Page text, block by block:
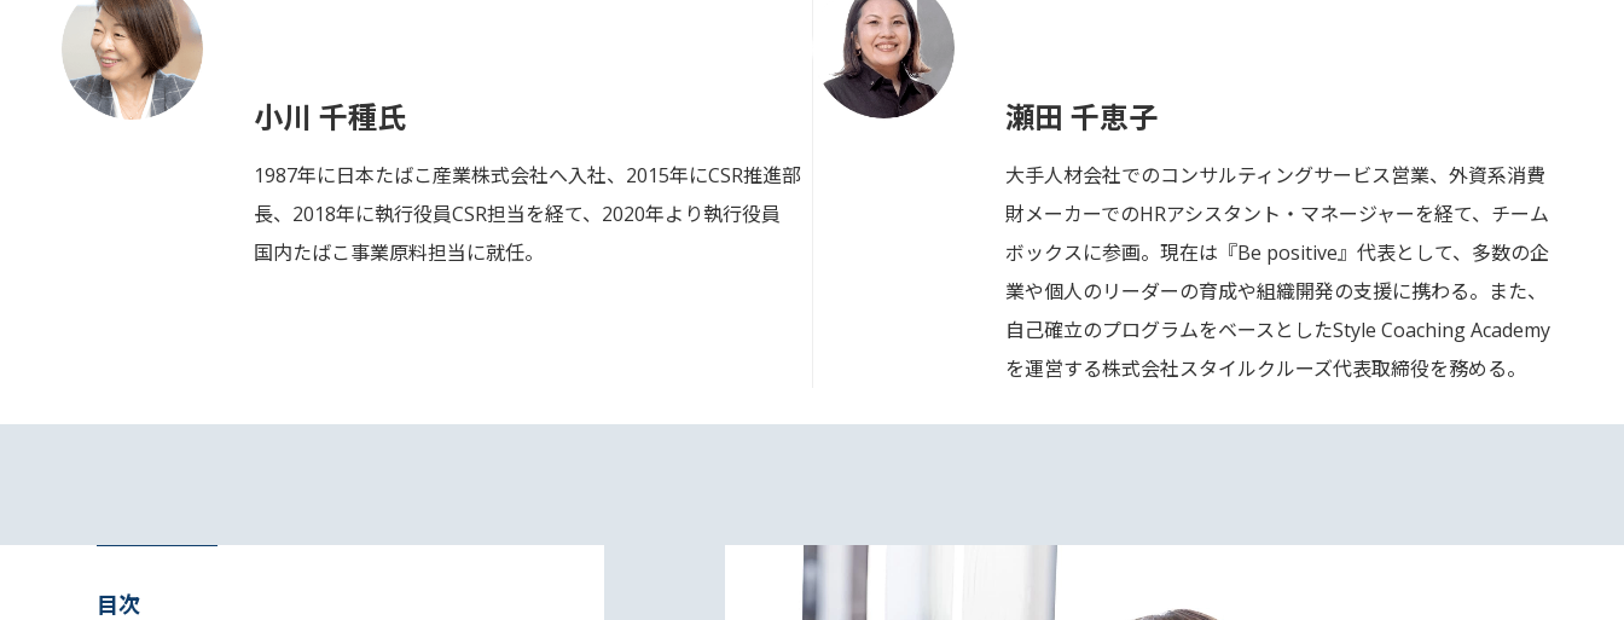
小川 千種氏
1987年に日本たばこ産業株式会社へ入社、2015年にCSR推進部
長、2018年に執行役員CSR担当を経て、2020年より執行役員
国内たばこ事業原料担当に就任。
瀬田 千恵子
大手人材会社でのコンサルティングサービス営業、外資系消費
財メーカーでのHRアシスタント・マネージャーを経て、チーム
ボックスに参画。現在は『Be positive』代表として、多数の企
業や個人のリーダーの育成や組織開発の支援に携わる。また、
自己確立のプログラムをベースとしたStyle Coaching Academy
を運営する株式会社スタイルクルーズ代表取締役を務める。
目次